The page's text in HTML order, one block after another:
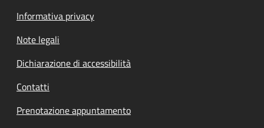
Informativa privacy
Note legali
Dichiarazione di accessibilità
Contatti
Prenotazione appuntamento